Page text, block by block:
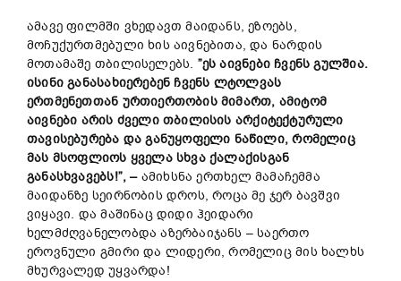
ამავე ფილმში ვხედავთ მაიდანს, ეზოებს,
მოჩუქურთმებული ხის აივნებითა, და ნარდის
მოთამაშე თბილისელებს. ”ეს აივნები ჩვენს გულშია.
ისინი განასახიერებენ ჩვენს ლტოლვას
ერთმენეთთან ურთიერთობის მიმართ, ამიტომ
აივნები არის ძველითბილისის არქიტექტურული
თავისებურება და განუყოფელი ნაწილი,რომელიც
მას მსოფლიოს ყველა სხვა ქალაქისგან
განასხვავებს!”, – ამიხსნა ერთხელ მამაჩემმა
მაიდანზე სეირნობის დროს, როცა მე ჯერ ბავშვი
ვიყავი. და მაშინაც დიდი ჰეიდარი
ხელმძღვანელობდა აზერბაიჯანს – საერთო
ეროვნული გმირი და ლიდერი, რომელიც მის ხალხს
მხურვალედ უყვარდა!